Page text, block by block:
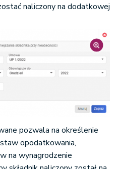
naliczony na dodatkowej
pozwala na określenie
opodatkowania,
na wynagrodzenie